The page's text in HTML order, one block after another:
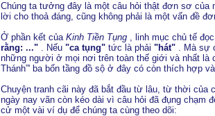
Chúng ta tưởng đây là một câu hỏi thật đơn sơ
lời cho thoả đáng, cũng không phải là một vấn đề
Ở phần kết của Kinh Tiền Tụng, linh mục chủ tế
rằng: ...". Nếu "ca tụng"tức là phải "hát". Mà sự
những người ở mọi nơi trên toàn thế giới và nhất là
Thánh”' ba bốn tầng đồ sộ ở đây có còn thích hợp
Chuyện tranh cãi này đã bắt đầu từ lâu, từ thời
ngày nay vãn còn kéo dài vì câu hỏi đã đụng chạm
cử một vài ví dụ để chúng ta cùng theo dõi: